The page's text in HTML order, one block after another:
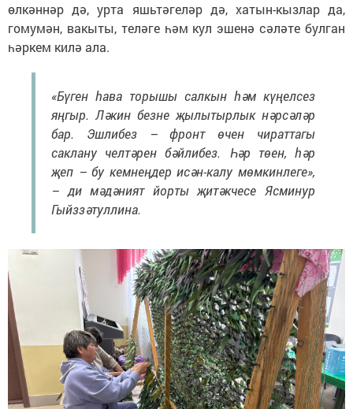
өлкәннәр дә, урта яшьтәгеләр дә, хатын-кызлар да,
гомумән, вакыты, теләге һәм кул эшенә сәләте булган
һәркем килә ала.
«Бүген һава торышы салкын һәм күңелсез
яңгыр. Ләкин безне җылытырлык нәрсәләр
бар. Эшлибез – фронт өчен чираттагы
саклану челтәрен бәйлибез. Һәр төен, һәр
җеп – бу кемнеңдер исән-калу мөмкинлеге»,
– ди мәдәният йорты җитәкчесе Ясминур
Гыйззәтуллина.